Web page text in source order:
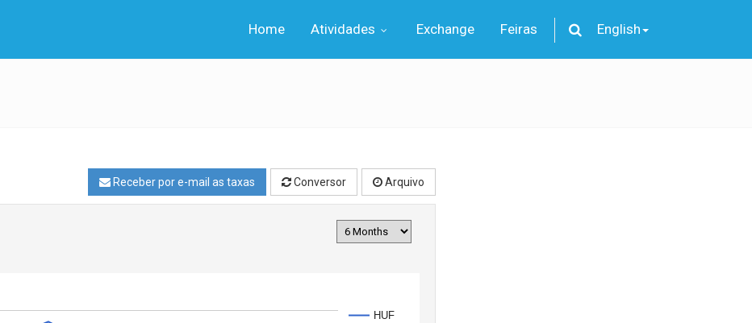
Home Atividades Exchange Feiras English
Receber por e-mail as taxas Conversor Arquivo
HUF